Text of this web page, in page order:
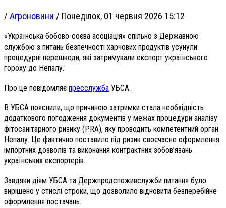
/ Агроновини / Понеділок, 01 червня 2026 15:12
«Українська бобово-соєва асоціація» спільно з Державною
службою з питань безпечності харчових продуктів усунули
процедурні перешкоди, які затримували експорт українського
гороху до Непалу.
Про це повідомляє пресслужба УБСА.
В УБСА пояснили, що причиною затримки стала необхідність
додаткового погодження документів у межах процедури аналізу
фітосанітарного ризику (PRA), яку проводить компетентний орган
Непалу. Це фактично поставило під ризик своєчасне оформлення
імпортних дозволів та виконання контрактних зобов’язань
українських експортерів.
Завдяки діям УБСА та Держпродспоживслужби питання було
вирішено у стислі строки, що дозволило відновити безперебійне
оформлення постачань.